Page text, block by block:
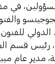
في
الدولي
رئيس قسم
مدير عام